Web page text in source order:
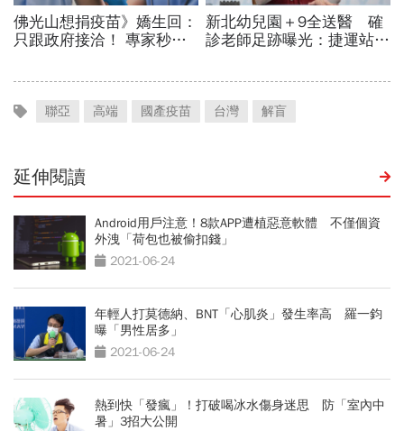
聯亞 高端 國產疫苗 台灣 解盲
延伸閱讀
Android用戶注意！8款APP遭植惡意軟體 不僅個資
外洩「荷包也被偷扣錢」
2021-06-24
年輕人打莫德納、BNT「心肌炎」發生率高 羅一鈞
曝「男性居多」
2021-06-24
熱到快「發瘋」！打破喝冰水傷身迷思 防「室內中
暑」3招大公開